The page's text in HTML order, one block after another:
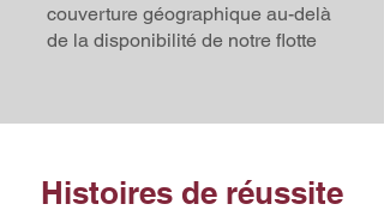
couverture géographique au-delà
de la disponibilité de notre flotte
Histoires de réussite